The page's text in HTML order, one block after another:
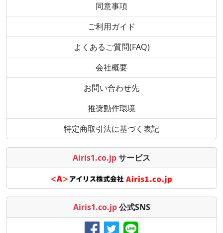
同意事項
ご利用ガイド
よくあるご質問(FAQ)
会社概要
お問い合わせ先
推奨動作環境
特定商取引法に基づく表記
Airis1.co.jpサービス
Airis1.co.jp 公式SNS